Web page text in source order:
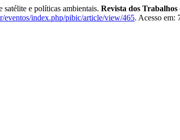
e políticas ambientais. Revista dos
eventos/index.php/pibic/article/view/465. Acesso em: